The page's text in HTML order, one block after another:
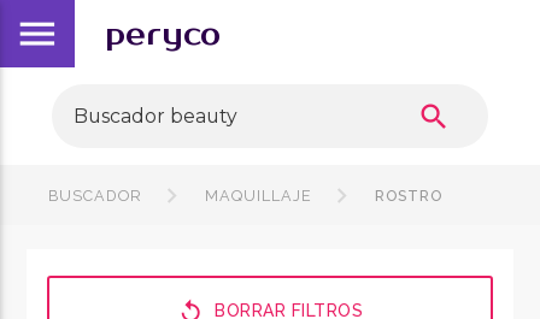
menu peryco
search
BUSCADOR MAQUILLAJE ROSTRO
replay BORRAR FILTROS